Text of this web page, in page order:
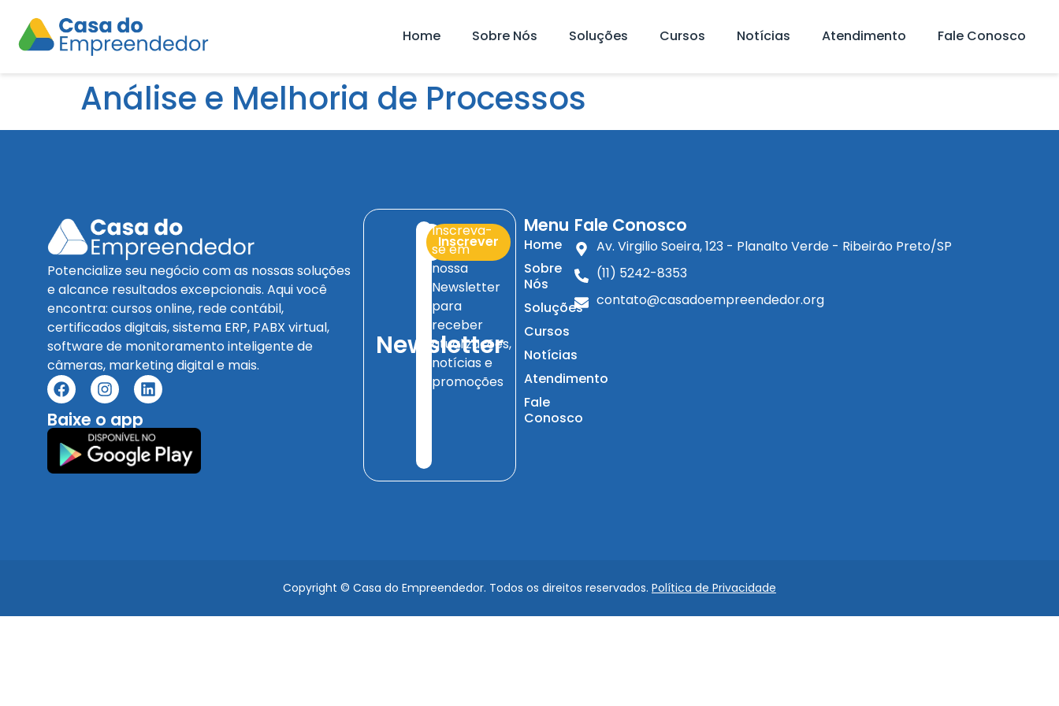
Home Sobre Nós Soluções Cursos Notícias Atendimento Fale Conosco
Análise e Melhoria de Processos
Potencialize seu negócio com as nossas soluções
e alcance resultados excepcionais. Aqui você
encontra: cursos online, rede contábil,
certificados digitais, sistema ERP, PABX virtual,
software de monitoramento inteligente de
câmeras, marketing digital e mais.
Baixe o app
Newsletter
Inscrever
Inscreva-
se em
nossa
Newsletter
para
receber
atualizações,
notícias e
promoções
Menu
Home
Sobre
Nós
Soluções
Cursos
Notícias
Atendimento
Fale
Conosco
Fale Conosco
Av. Virgilio Soeira, 123 - Planalto Verde - Ribeirão Preto/SP
(11) 5242-8353
contato@casadoempreendedor.org
Copyright © Casa do Empreendedor. Todos os direitos reservados. Política de Privacidade